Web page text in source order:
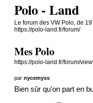
Polo - Land
Le forum des VW Polo, de
https://polo-land.fr/forum/
Mes Polo
https://polo-land.fr/forum/
parnycemyss
Bien sûr qu'on part en